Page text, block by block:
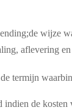
wijze
aflevering
termijn
de